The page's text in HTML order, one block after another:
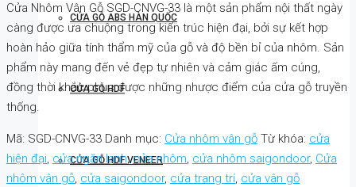
CỬA GỖ ABS HÀN QUỐC
CỬA GỖ HDF
CỬA GỖ HDF VENEER
Cửa Nhôm Vân Gỗ SGD-CNVG-33 là một sản phẩm nội thất ngày
càng được ưa chuộng trong kiến trúc hiện đại, bởi sự kết hợp
hoàn hảo giữa tính thẩm mỹ của gỗ và độ bền bỉ của nhôm. Sản
phẩm này mang đến vẻ đẹp tự nhiên và cảm giác ấm cúng,
đồng thời khắc phục được những nhược điểm của cửa gỗ truyền
thống.
Mã: SGD-CNVG-33 Danh mục: Cửa nhôm vân gỗ Từ khóa: cửa
hiện đại, cửa ngăn lạnh,cửa nhôm, cửa nhôm saigondoor, Cửa
nhôm vân gỗ, cửa saigondoor, cửa trang trí, cửa vân gỗ